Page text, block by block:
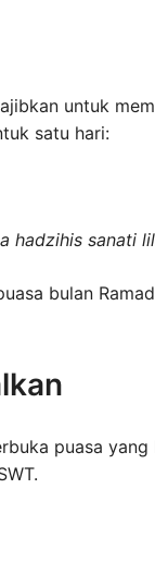
untuk
satu hari:
hadzihis sanati
bulan
puasa